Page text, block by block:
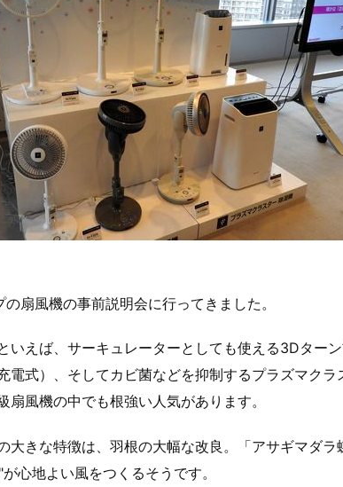
扇風機の事前説明会に行ってきました。
いえば、サーキュレーターとしても使える3Dター
電式）、そしてカビ菌などを抑制するプラズマクラ
扇風機の中でも根強い人気があります。
大きな特徴は、羽根の大幅な改良。「アサギマダラ
心地よい風をつくるそうです。